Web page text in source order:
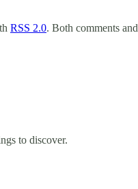
RSS 2.0. Both comments and
to discover.